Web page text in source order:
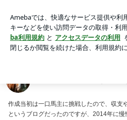
アプリをダウンロードして ブログの更
ょう。
作成当初は一口馬主に挑戦したので、収支
というブログだったのですが、2014年に